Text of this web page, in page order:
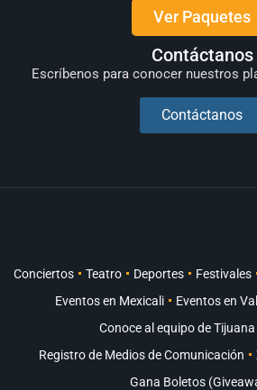
Ver Paquetes
Contáctanos
Escríbenos para conocer nuestros
Contáctanos
Conciertos Teatro Deportes Festivales
Eventos en Mexicali
Eventos en
Conoce al equipo de
Registro de Medios de Comunicación
Gana Boletos